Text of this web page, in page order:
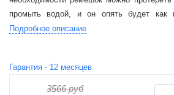
промыть водой, и он опять будет как
регулируется.
Подробное описание
Гарантия - 12 месяцев
3566 руб